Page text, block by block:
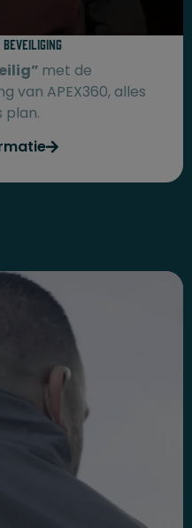
beveiliging​
met de
van APEX360, alles
plan.